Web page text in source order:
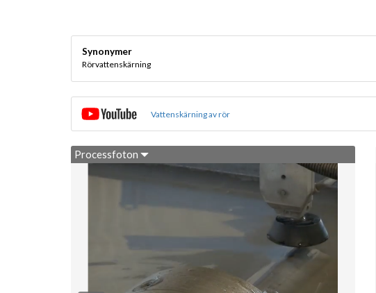
Synonymer
Rörvattenskärning
Vattenskärning av rör
Processfoton